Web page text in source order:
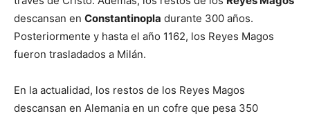
descansan en Constantinopla durante 300 años.
Posteriormente y hasta el año 1162, los Reyes Magos
fueron trasladados a Milán.
En la actualidad, los restos de los Reyes Magos
descansan en Alemania en un cofre que pesa 350